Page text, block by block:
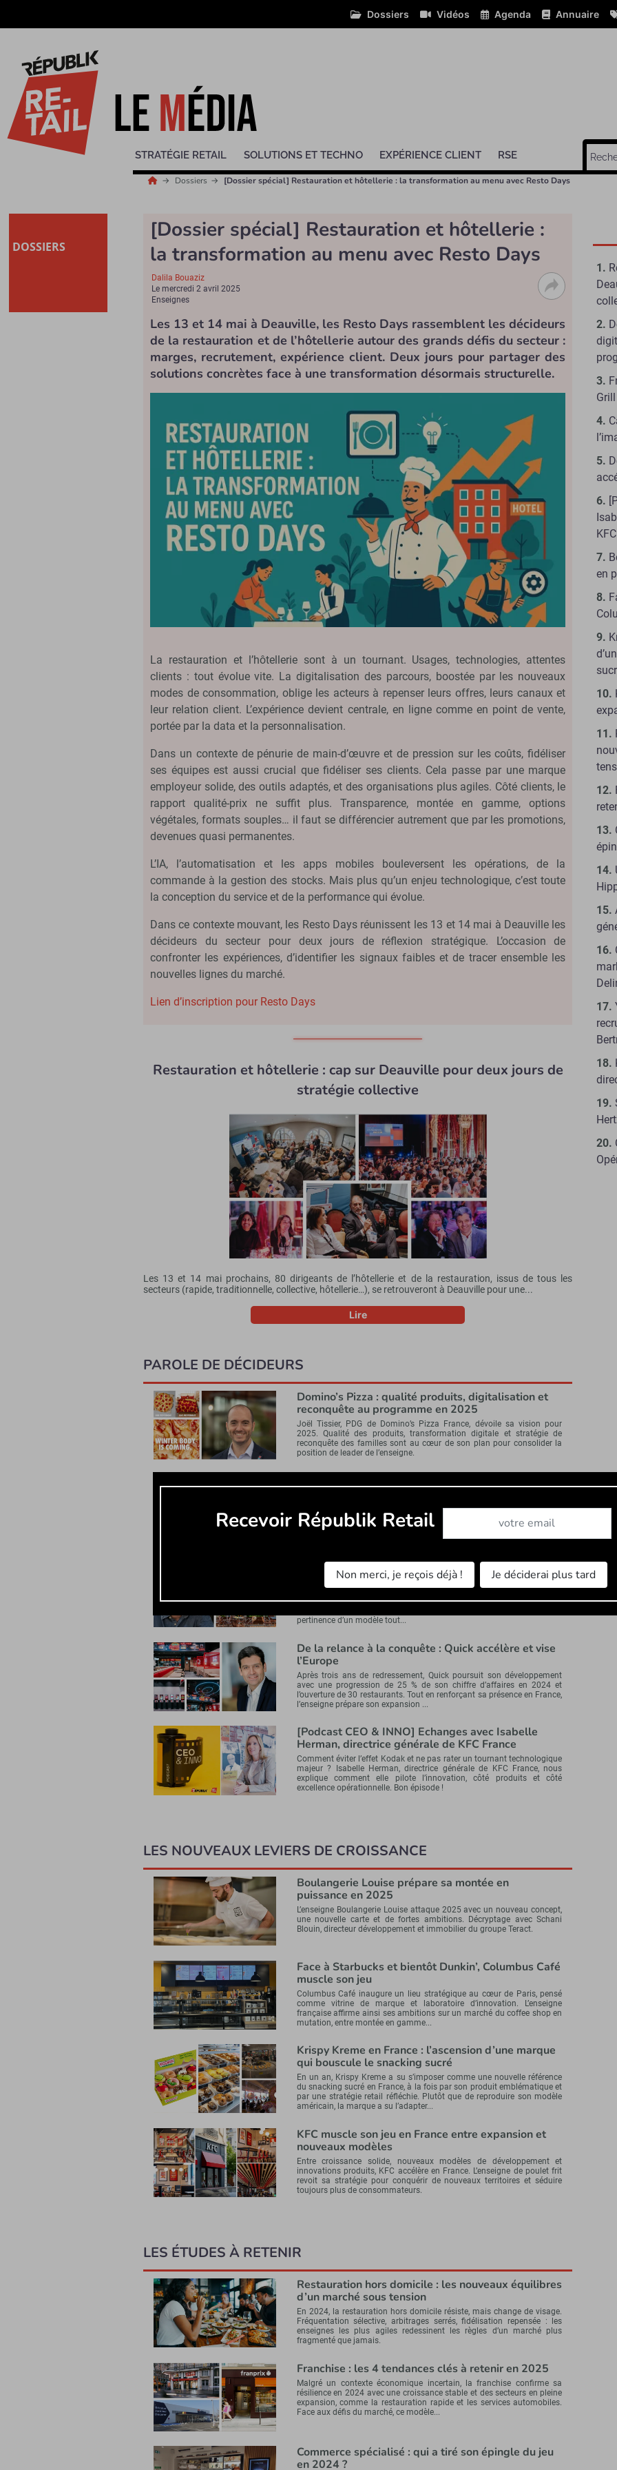
Dossiers Vidéos Agenda Annuaire
STRATÉGIE RETAIL SOLUTIONS ET TECHNO EXPÉRIENCE CLIENT RSE
Dossiers [Dossier spécial] Restauration et hôtellerie : la transformation au menu avec Resto Days
DOSSIERS
[Dossier spécial] Restauration et hôtellerie :
la transformation au menu avec Resto Days
Dalila Bouaziz
Lemercredi 2 avril 2025
Enseignes
Les 13 et 14 mai à Deauville, les Resto Days rassemblent les décideurs
de la restauration et de l’hôtellerie autour des grands défis du secteur :
marges, recrutement, expérience client. Deux jours pour partager des
solutions concrètes face à une transformation désormais structurelle.
La restauration et l’hôtellerie sont à un tournant. Usages, technologies, attentes
clients : tout évolue vite. La digitalisation des parcours, boostée par les nouveaux
modes de consommation, oblige les acteurs à repenser leurs offres, leurs canaux et
leur relation client. L’expérience devient centrale, en ligne comme en point de vente,
portée par la data et la personnalisation.
Dans un contexte de pénurie de main-d’œuvre et de pression sur les coûts, fidéliser
ses équipes est aussi crucial que fidéliser ses clients. Cela passe par une marque
employeur solide, des outils adaptés, et des organisations plus agiles. Côté clients, le
rapport qualité-prix ne suffit plus. Transparence, montée en gamme, options
végétales, formats souples… il faut se différencier autrement que par les promotions,
devenues quasi permanentes.
L’IA, l’automatisation et les apps mobiles bouleversent les opérations, de la
commande à la gestion des stocks. Mais plus qu’un enjeu technologique, c’est toute
la conception du service et de la performance qui évolue.
Dans ce contexte mouvant, les Resto Days réunissent les 13 et 14 mai à Deauville les
décideurs du secteur pour deux jours de réflexion stratégique. L’occasion de
confronter les expériences, d’identifier les signaux faibles et de tracer ensemble les
nouvelles lignes du marché.
Lien d’inscription pour Resto Days
Restauration et hôtellerie : cap sur Deauville pour deux jours de
stratégie collective
Les 13 et 14 mai prochains, 80 dirigeants de l’hôtellerie et de la restauration, issus de tous les
secteurs (rapide, traditionnelle, collective, hôtellerie…), se retrouveront à Deauville pour une...
Lire
PAROLE DE DÉCIDEURS
Domino’s Pizza : qualité produits, digitalisation et
reconquête au programme en 2025
Joël Tissier, PDG de Domino’s Pizza France, dévoile sa vision pour
2025. Qualité des produits, transformation digitale et stratégie de
reconquête des familles sont au cœur de son plan pour consolider la
position de leader de l’enseigne.
Dans un marché de la restauration assise en perte de vitesse, Buffalo
Grill accélère sa transformation. Robert Guillet, son directeur général,
détaille la stratégie de l’enseigne : expansion de la franchise,
déploiement du concept American Road...
Cap France : « l’enjeu, c’est de casser l’image
vieillotte du village vacances »
pour moderniser l’image du village vacances. Entre montée en gamme
pertinence d’un modèle tout...
De la relance à la conquête : Quick accélère et vise
l’Europe
Après trois ans de redressement, Quick poursuit son développement
avec une progression de 25 % de son chiffre d’affaires en 2024 et
l’ouverture de 30 restaurants. Tout en renforçant sa présence en France,
l’enseigne prépare son expansion ...
[Podcast CEO & INNO] Echanges avec Isabelle
Herman, directrice générale de KFC France
Comment éviter l’effet Kodak et ne pas rater un tournant technologique
majeur ? Isabelle Herman, directrice générale de KFC France, nous
explique comment elle pilote l’innovation, côté produits et côté
excellence opérationnelle. Bon épisode !
LES NOUVEAUX LEVIERS DE CROISSANCE
Boulangerie Louise prépare sa montée en
puissance en 2025
L’enseigne Boulangerie Louise attaque 2025 avec un nouveau concept,
une nouvelle carte et de fortes ambitions. Décryptage avec Schani
Blouin, directeur développement et immobilier du groupe Teract.
Face à Starbucks et bientôt Dunkin’, Columbus Café
muscle son jeu
Columbus Café inaugure un lieu stratégique au cœur de Paris, pensé
comme vitrine de marque et laboratoire d’innovation. L’enseigne
française affirme ainsi ses ambitions sur un marché du coffee shop en
mutation, entre montée en gamme...
Krispy Kreme en France : l’ascension d’une marque
qui bouscule le snacking sucré
En un an, Krispy Kreme a su s’imposer comme une nouvelle référence
du snacking sucré en France, à la fois par son produit emblématique et
par une stratégie retail réfléchie. Plutôt que de reproduire son modèle
américain, la marque a su l’adapter...
KFC muscle son jeu en France entre expansion et
nouveaux modèles
Entre croissance solide, nouveaux modèles de développement et
innovations produits, KFC accélère en France. L’enseigne de poulet frit
revoit sa stratégie pour conquérir de nouveaux territoires et séduire
toujours plus de consommateurs.
LES ÉTUDES À RETENIR
Restauration hors domicile : les nouveaux équilibres
d’un marché sous tension
En 2024, la restauration hors domicile résiste, mais change de visage.
Fréquentation sélective, arbitrages serrés, fidélisation repensée : les
enseignes les plus agiles redessinent les règles d’un marché plus
fragmenté que jamais.
Franchise : les 4 tendances clés à retenir en 2025
Malgré un contexte économique incertain, la franchise confirme sa
résilience en 2024 avec une croissance stable et des secteurs en pleine
expansion, comme la restauration rapide et les services automobiles.
Face aux défis du marché, ce modèle...
Commerce spécialisé : qui a tiré son épingle du jeu
en 2024 ?
en
Recevoir Républik Retail Abonnez-vous à notre
Non merci, je reçois déjà ! Je déciderai plus tard